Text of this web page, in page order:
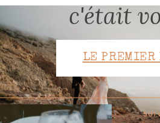
c'était
LE PREMIER